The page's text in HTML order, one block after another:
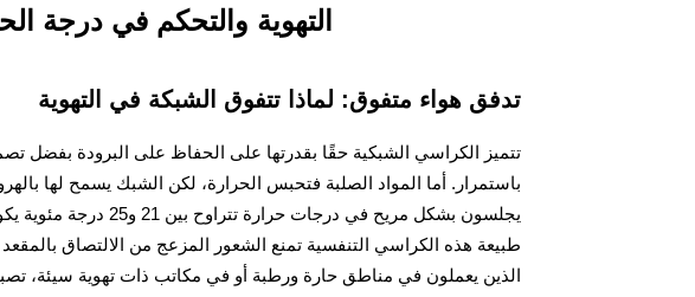
التهوية والتحكم في درجة
تدفق هواء متفوق: لماذا تتفوق الشبكة في التهوية
تتميز الكراسي الشبكية حقًا بقدرتها على الحفاظ على البرودة بفضل
باستمرار. أما المواد الصلبة فتحبس الحرارة، لكن الشبك يسمح لها
طبيعة هذه الكراسي التنفسية تمنع الشعور المزعج من الالتصاق
الذين يعملون في مناطق حارة ورطبة أو في مكاتب ذات تهوية سيئة،